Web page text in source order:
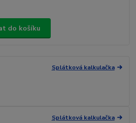
do košíku
Splátková kalkulačka
Splátková kalkulačka